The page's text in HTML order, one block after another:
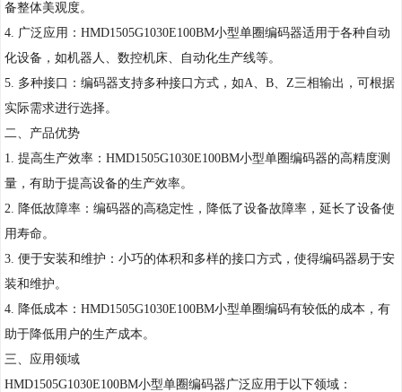
备整体美观度。
4. 广泛应用：HMD1505G1030E100BM小型单圈编码器适用于各种自动
化设备，如机器人、数控机床、自动化生产线等。
5. 多种接口：编码器支持多种接口方式，如A、B、Z三相输出，可根据
实际需求进行选择。
二、产品优势
1. 提高生产效率：HMD1505G1030E100BM小型单圈编码器的高精度测
量，有助于提高设备的生产效率。
2. 降低故障率：编码器的高稳定性，降低了设备故障率，延长了设备使
用寿命。
3. 便于安装和维护：小巧的体积和多样的接口方式，使得编码器易于安
装和维护。
4. 降低成本：HMD1505G1030E100BM小型单圈编码有较低的成本，有
助于降低用户的生产成本。
三、应用领域
HMD1505G1030E100BM小型单圈编码器广泛应用于以下领域：